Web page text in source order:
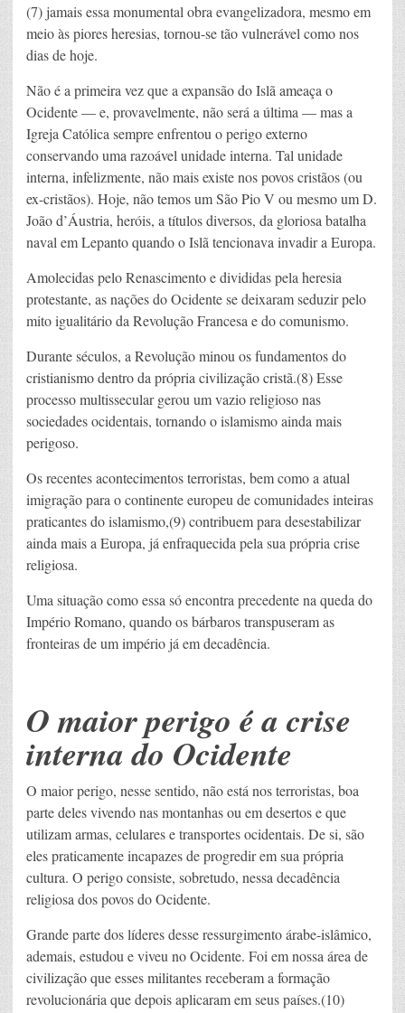
(7) jamais essa monumental obra evangelizadora, mesmo em
meio às piores heresias, tornou-se tão vulnerável como nos
dias de hoje.
Não é a primeira vez que a expansão do Islã ameaça o
Ocidente — e, provavelmente, não será a última — mas a
Igreja Católica sempre enfrentou o perigo externo
conservando uma razoável unidade interna. Tal unidade
interna, infelizmente, não mais existe nos povos cristãos (ou
ex-cristãos). Hoje, não temos um São Pio V ou mesmo um D.
João d’Áustria, heróis, a títulos diversos, da gloriosa batalha
naval em Lepanto quando o Islã tencionava invadir a Europa.
Amolecidas pelo Renascimento e divididas pela heresia
protestante, as nações do Ocidente se deixaram seduzir pelo
mito igualitário da Revolução Francesa e do comunismo.
Durante séculos, a Revolução minou os fundamentos do
cristianismo dentro da própria civilização cristã.(8) Esse
processo multissecular gerou um vazio religioso nas
sociedades ocidentais, tornando o islamismo ainda mais
perigoso.
Os recentes acontecimentos terroristas, bem como a atual
imigração para o continente europeu de comunidades inteiras
praticantes do islamismo,(9) contribuem para desestabilizar
ainda mais a Europa, já enfraquecida pela sua própria crise
religiosa.
Uma situação como essa só encontra precedente na queda do
Império Romano, quando os bárbaros transpuseram as
fronteiras de um império já em decadência.
O maior perigo é a crise
interna do Ocidente
O maior perigo, nesse sentido, não está nos terroristas, boa
parte deles vivendo nas montanhas ou em desertos e que
utilizam armas, celulares e transportes ocidentais. De si, são
eles praticamente incapazes de progredir em sua própria
cultura. O perigo consiste, sobretudo, nessa decadência
religiosa dos povos do Ocidente.
Grande parte dos líderes desse ressurgimento árabe-islâmico,
ademais, estudou e viveu no Ocidente. Foi em nossa área de
civilização que esses militantes receberam a formação
revolucionária que depois aplicaram em seus países.(10)